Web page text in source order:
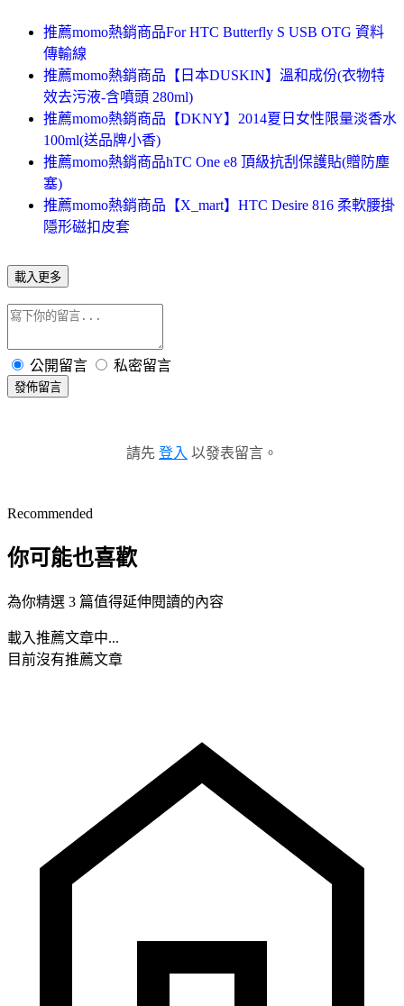
推薦momo熱銷商品For HTC Butterfly S USB OTG 資料
傳輸線
推薦momo熱銷商品【日本DUSKIN】溫和成份(衣物特
效去污液-含噴頭 280ml)
推薦momo熱銷商品【DKNY】2014夏日女性限量淡香水
100ml(送品牌小香)
推薦momo熱銷商品hTC One e8 頂級抗刮保護貼(贈防塵
塞)
推薦momo熱銷商品【X_mart】HTC Desire 816 柔軟腰掛
隱形磁扣皮套
載入更多
公開留言 私密留言
發佈留言
請先 登入 以發表留言。
Recommended
你可能也喜歡
為你精選 3 篇值得延伸閱讀的內容
載入推薦文章中...
目前沒有推薦文章